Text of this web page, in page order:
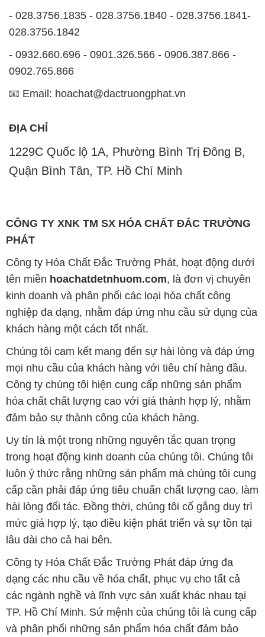
- 028.3756.1835 - 028.3756.1840 - 028.3756.1841-
028.3756.1842
- 0932.660.696 - 0901.326.566 - 0906.387.866 -
0902.765.866
📧 Email: hoachat@dactruongphat.vn
ĐỊA CHỈ
1229C Quốc lộ 1A, Phường Bình Trị Đông B,
Quận Bình Tân, TP. Hồ Chí Minh
CÔNG TY XNK TM SX HÓA CHẤT ĐẮC TRƯỜNG
PHÁT
Công ty Hóa Chất Đắc Trường Phát, hoạt động dưới
tên miền hoachatdetnhuom.com, là đơn vị chuyên
kinh doanh và phân phối các loại hóa chất công
nghiệp đa dạng, nhằm đáp ứng nhu cầu sử dụng của
khách hàng một cách tốt nhất.
Chúng tôi cam kết mang đến sự hài lòng và đáp ứng
mọi nhu cầu của khách hàng với tiêu chí hàng đầu.
Công ty chúng tôi hiện cung cấp những sản phẩm
hóa chất chất lượng cao với giá thành hợp lý, nhằm
đảm bảo sự thành công của khách hàng.
Uy tín là một trong những nguyên tắc quan trọng
trong hoạt động kinh doanh của chúng tôi. Chúng tôi
luôn ý thức rằng những sản phẩm mà chúng tôi cung
cấp cần phải đáp ứng tiêu chuẩn chất lượng cao, làm
hài lòng đối tác. Đồng thời, chúng tôi cố gắng duy trì
mức giá hợp lý, tạo điều kiện phát triển và sự tồn tại
lâu dài cho cả hai bên.
Công ty Hóa Chất Đắc Trường Phát đáp ứng đa
dạng các nhu cầu về hóa chất, phục vụ cho tất cả
các ngành nghề và lĩnh vực sản xuất khác nhau tại
TP. Hồ Chí Minh. Sứ mệnh của chúng tôi là cung cấp
và phân phối những sản phẩm hóa chất đảm bảo